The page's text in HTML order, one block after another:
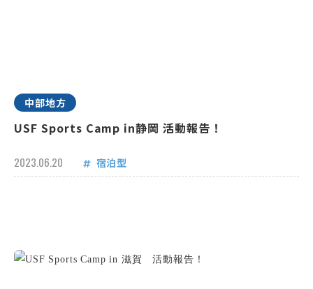
中部地方
USF Sports Camp in静岡 活動報告！
2023.06.20 宿泊型